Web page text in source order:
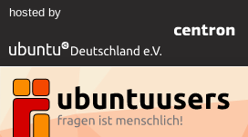
hosted by